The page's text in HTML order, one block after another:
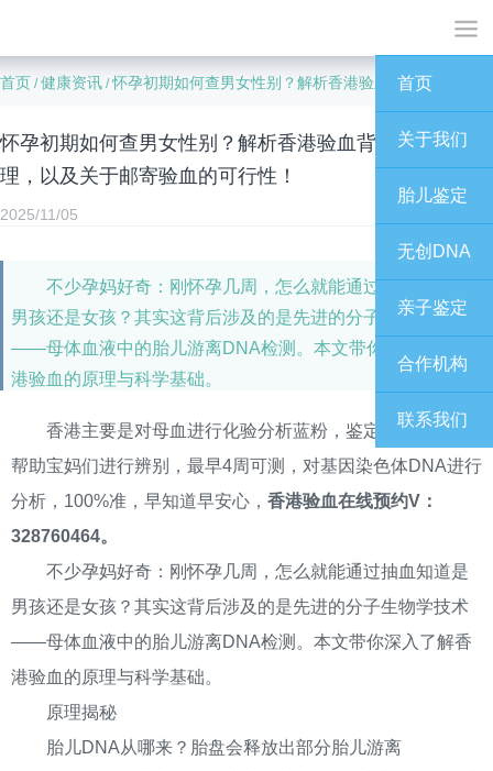
首页
关于我们
胎儿鉴定
无创DNA
亲子鉴定
合作机构
联系我们
首页 /健康资讯 /怀孕初期如何查男女性别？解析香港验血背后的科学原理，以及关于邮寄验血的可行性！
怀孕初期如何查男女性别？解析香港验血背后的科学原
理，以及关于邮寄验血的可行性！
2025/11/05
不少孕妈好奇：刚怀孕几周，怎么就能通过抽血知道是
男孩还是女孩？其实这背后涉及的是先进的分子生物学技术
——母体血液中的胎儿游离DNA检测。本文带你深入了解香
港验血的原理与科学基础。
香港主要是对母血进行化验分析蓝粉，鉴定胎儿性别，
帮助宝妈们进行辨别，最早4周可测，对基因染色体DNA进行
分析，100%准，早知道早安心， 香港验血在线预约V：
328760464。
不少孕妈好奇：刚怀孕几周，怎么就能通过抽血知道是
男孩还是女孩？其实这背后涉及的是先进的分子生物学技术
——母体血液中的胎儿游离DNA检测。本文带你深入了解香
港验血的原理与科学基础。
原理揭秘
胎儿DNA从哪来？胎盘会释放出部分胎儿游离